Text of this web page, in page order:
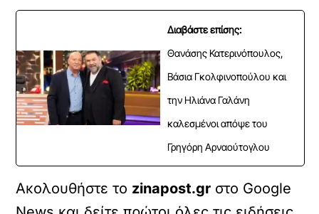
Διαβάστε επίσης:
Θανάσης Κατερινόπουλος,
Βάσια Γκολφινοπούλου και
την Ηλιάνα Γαλάνη
καλεσμένοι απόψε του
Γρηγόρη Αρναούτογλου
Ακολουθήστε το zinapost.gr στο Google